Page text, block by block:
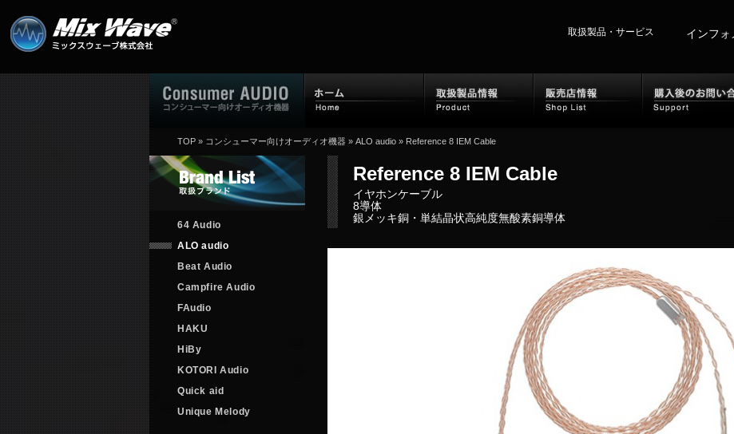
取扱製品・サービス インフォ
TOP » コンシューマー向けオーディオ機器 » ALO audio » Reference 8 IEM Cable
Reference 8 IEM Cable
イヤホンケーブル
8導体
銀メッキ銅・単結晶状高純度無酸素銅導体
64 Audio
ALO audio
Beat Audio
Campfire Audio
FAudio
HAKU
HiBy
KOTORI Audio
Quick aid
Unique Melody